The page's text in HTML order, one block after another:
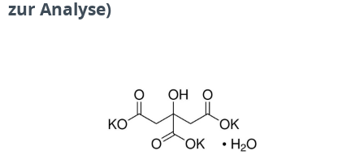
zur Analyse)